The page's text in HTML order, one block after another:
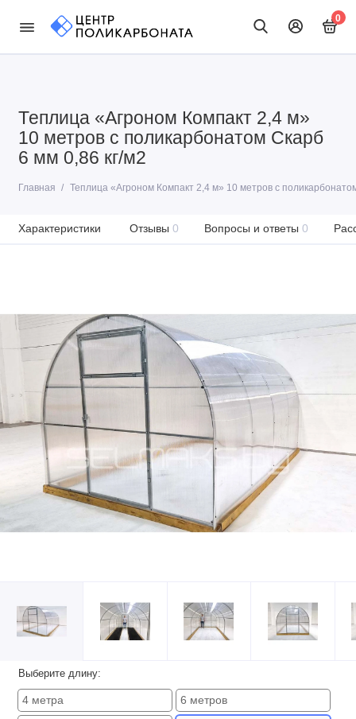
0
Теплица «Агроном Компакт 2,4 м»
10 метров с поликарбонатом Скарб
6 мм 0,86 кг/м2
Главная Теплица «Агроном Компакт 2,4 м» 10 метров с
Характеристики Отзывы 0 Вопросы и ответы 0
Выберите длину:
4 метра 6 метров